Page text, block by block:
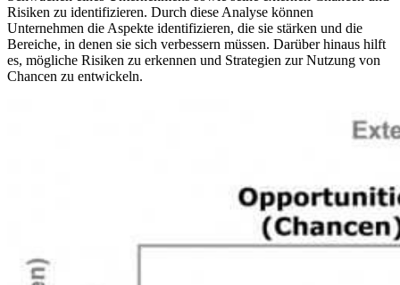
Risiken zu identifizieren. Durch diese Analyse können
Unternehmen die Aspekte identifizieren, die sie stärken und die
Bereiche, in denen sie sich verbessern müssen. Darüber hinaus hilft
es, mögliche Risiken zu erkennen und Strategien zur Nutzung von
Chancen zu entwickeln.